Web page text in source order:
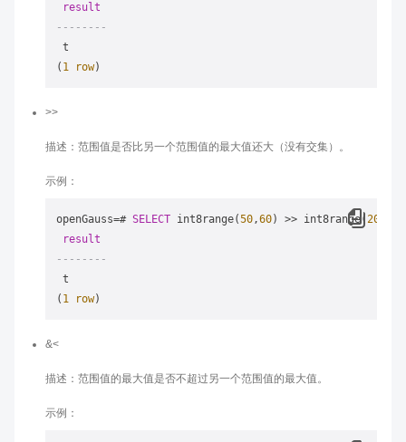
result
--------
t
( 1 row
>>
描述：范围值是否比另一个范围值的最大值还大（没有交集）。
示例：
openGauss=# SELECT int8range(50,60) >> int8range( 20
result
--------
t
( 1 row
&<
描述：范围值的最大值是否不超过另一个范围值的最大值。
示例：